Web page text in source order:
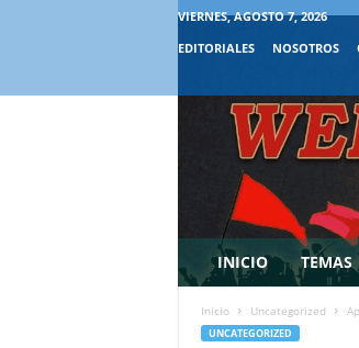
VIERNES, AGOSTO 7, 2026
EDITORIALES
NOSOTROS
INICIO TEMAS
Inicio Uncategorized
UNCATEGORIZED